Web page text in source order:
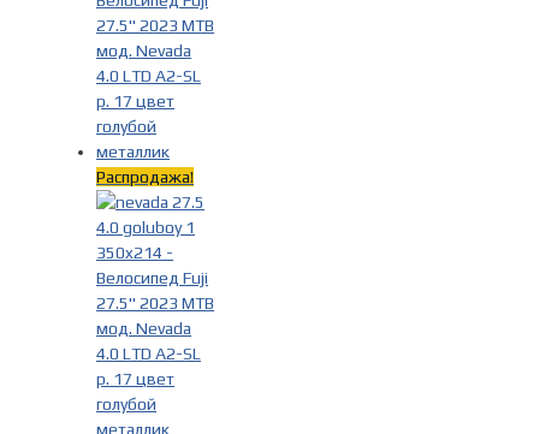
Распродажа!